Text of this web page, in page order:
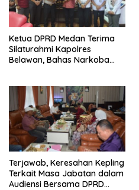
Ketua DPRD Medan Terima
Silaturahmi Kapolres
Belawan, Bahas Narkoba
Terjawab, Keresahan Kepling
Terkait Masa Jabatan dalam
Audiensi Bersama DPRD